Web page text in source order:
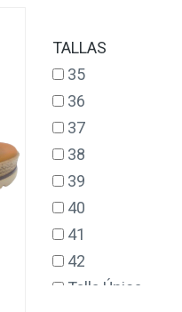
TALLAS
35
36
37
38
39
40
41
42
Talla Única